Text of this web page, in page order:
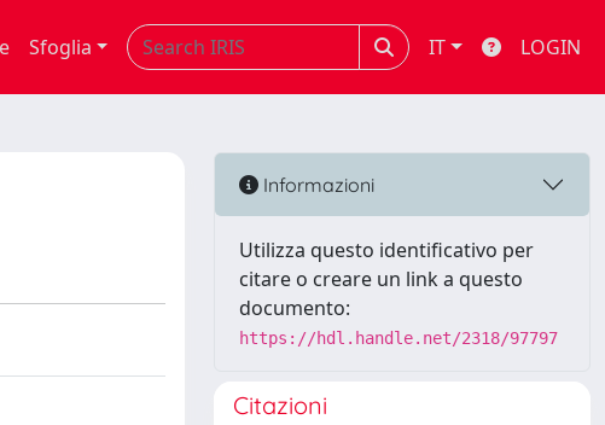
Sfoglia IT LOGIN
Informazioni
Utilizza questo identificativo per
citare o creare un link a questo
documento:
https://hdl.handle.net/2318/97797
Citazioni